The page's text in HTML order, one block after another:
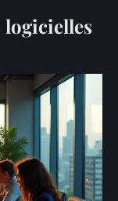
logicielles